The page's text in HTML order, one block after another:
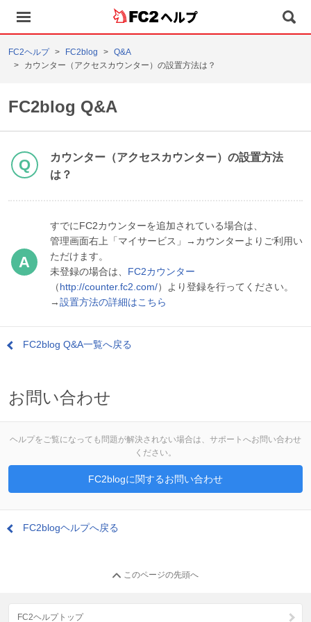
ヘルプ
FC2ヘルプ FC2blog
Q&A
カウンター（アクセスカウンター）の設置方法は？
FC2blog Q&A
カウンター（アクセスカウンター）の設置方法
は？
すでにFC2カウンターを追加されている場合は、
管理画面右上「マイサービス」→カウンターよりご利用い
ただけます。
未登録の場合は、 FC2カウンター
（http://counter.fc2.com/）より登録を行ってください。
→設置方法の詳細はこちら
FC2blog Q&A一覧へ戻る
お問い合わせ
ヘルプをご覧になっても問題が解決されない場合は、サポートへお問い合わせ
ください。
FC2blogに関するお問い合わせ
FC2blogヘルプへ戻る
このページの先頭へ
FC2ヘルプトップ